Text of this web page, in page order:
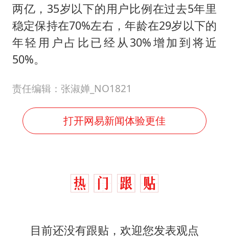
两亿，35岁以下的用户比例在过去5年里
稳定保持在70%左右，年龄在29岁以下的
年轻用户占比已经从30%增加到将近
50%。
责任编辑：张淑婵_NO1821
打开网易新闻体验更佳
目前还没有跟贴，欢迎您发表观点